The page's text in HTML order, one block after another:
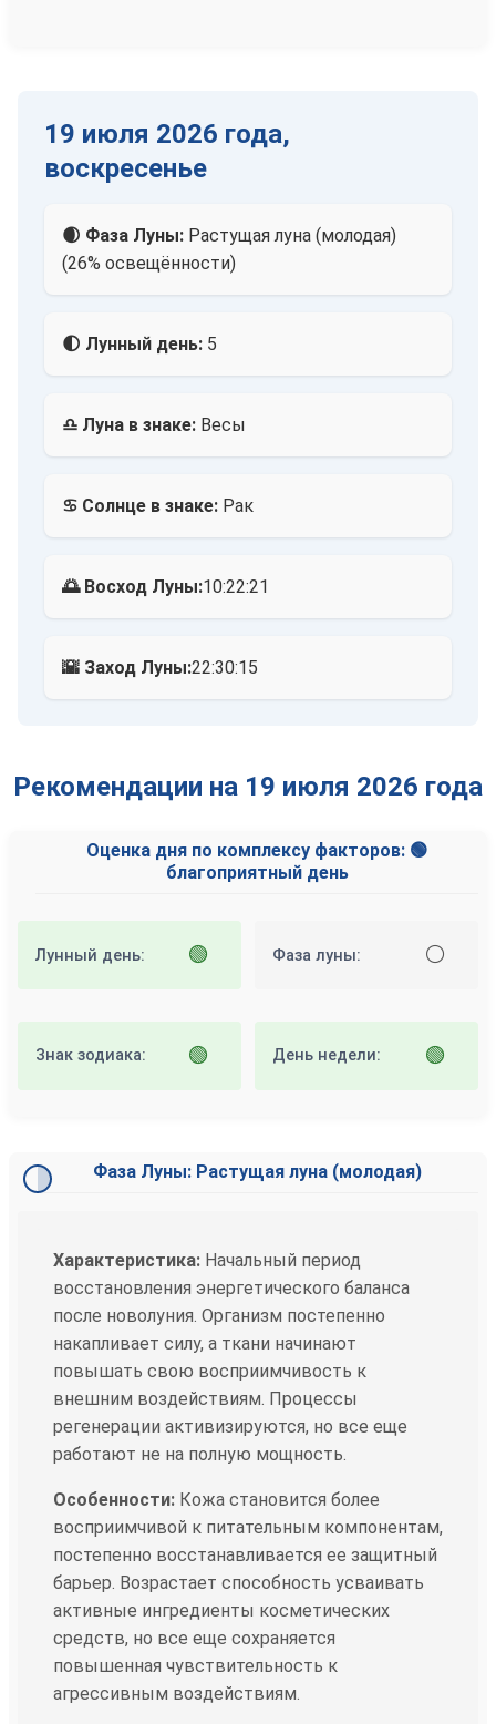
19 июля 2026 года,
воскресенье
🌒 Фаза Луны: Растущая луна (молодая)
(26% освещённости)
🌓 Лунный день: 5
♎ Луна в знаке: Весы
♋ Солнце в знаке: Рак
🌅 Восход Луны:10:22:21
🌇 Заход Луны:22:30:15
Рекомендации на 19 июля 2026 года
Оценка дня по комплексу факторов: 🟢
благоприятный день
Лунный день: 🟢 Фаза луны: ⚪
Знак зодиака: 🟢 День недели: 🟢
Фаза Луны: Растущая луна (молодая)
Характеристика: Начальный период
восстановления энергетического баланса
после новолуния. Организм постепенно
накапливает силу, а ткани начинают
повышать свою восприимчивость к
внешним воздействиям. Процессы
регенерации активизируются, но все еще
работают не на полную мощность.
Особенности: Кожа становится более
восприимчивой к питательным компонентам,
постепенно восстанавливается ее защитный
барьер. Возрастает способность усваивать
активные ингредиенты косметических
средств, но все еще сохраняется
повышенная чувствительность к
агрессивным воздействиям.